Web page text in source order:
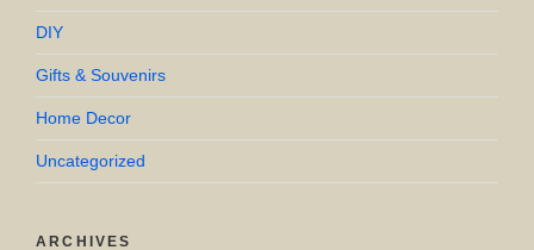
DIY
Gifts & Souvenirs
Home Decor
Uncategorized
ARCHIVES